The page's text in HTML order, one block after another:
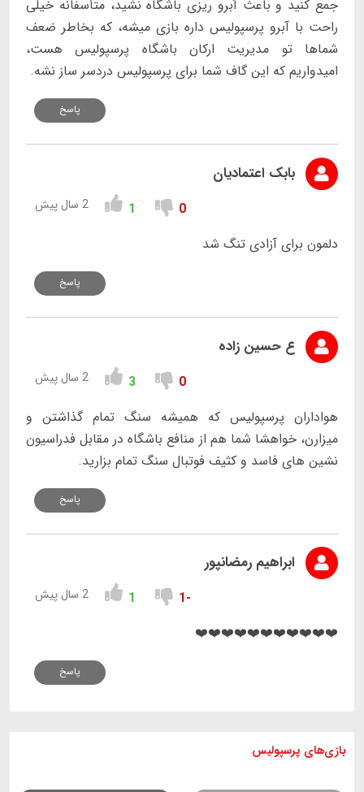
جمع کنید و باعث آبرو ریزی باشگاه نشید، متأسفانه خیلی
راحت با آبرو پرسپولیس داره بازی میشه، که بخاطر ضعف
شماها تو مدیریت ارکان باشگاه پرسپولیس هست،
امیدواریم که این گاف شما برای پرسپولیس دردسر ساز نشه.
پاسخ
بابک اعتمادیان
0
1 2 سال پیش
دلمون برای آزادی تنگ شد
پاسخ
ع حسین زاده
0
3 2 سال پیش
هواداران پرسپولیس که همیشه سنگ تمام گذاشتن و
میزارن، خواهشا شما هم از منافع باشگاه در مقابل فدراسیون
نشین های فاسد و کثیف فوتبال سنگ تمام بزارید.
پاسخ
ابراهیم رمضانپور
-1
1 2 سال پیش
❤️❤️❤️❤️❤️❤️❤️❤️❤️❤️❤️
پاسخ
بازی های پرسپولیس